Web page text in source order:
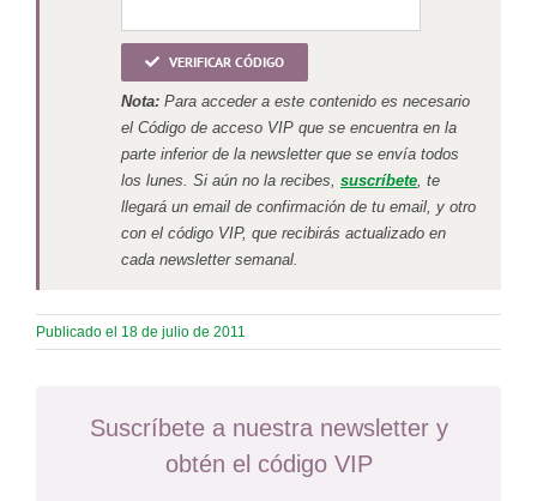
VERIFICAR CÓDIGO
Nota:Para acceder a este contenido es necesario
el Código de acceso VIP que se encuentra en la
parte inferior de la newsletter que se envía todos
los lunes. Si aún no la recibes, suscríbete, te
llegará un email de confirmación de tu email, y otro
con el código VIP, que recibirás actualizado en
cada newsletter semanal.
Publicado el 18 de julio de 2011
Suscríbete a nuestra newsletter y
obtén el código VIP